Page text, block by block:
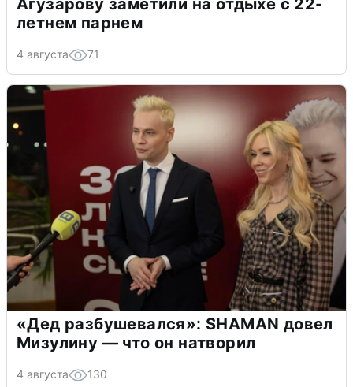
летнем парнем
4 августа 71
«Дед разбушевался»: SHAMAN довел
Мизулину — что он натворил
4 августа 130